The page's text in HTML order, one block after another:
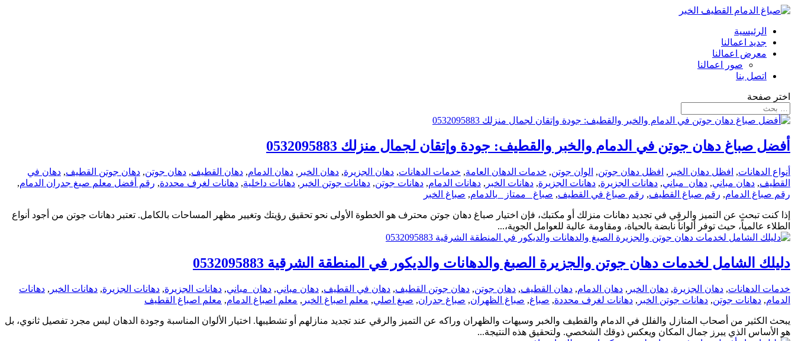
الرئيسية
جديد اعمالنا
معرض اعمالنا
صور اعمالنا
اتصل بنا
اختر صفحة
أفضل صباغ دهان جوتن في الدمام والخبر والقطيف: جودة وإتقان لجمال منزلك 0532095883
أنواع الدهانات, افظل دهان الخبر , افظل دهان جوتن, الوان جوتن, خدمات الدهان العامة, خدمات الدهانات, دهان الجزيرة, دهان الخبر , دهان الدمام, دهان القطيف, دهان جوتن, دهان جوتن القطيف, دهان في
القطيف, دهان مباني, دهان_مباني, دهانات الجزيرة, دهانات الجزيرة, دهانات الخبر , دهانات الدمام, دهانات جوتن, دهانات جوتن الخبر , دهانات داخلية, دهانات لغرف محددة, رقم أفضل معلم صبغ جدران الدمام,
رقم صباغ الدمام, رقم صباغ القطيف, رقم صباغ في القطيف, صباغ _ممتاز _بالدمام, صباغ الخبر
إذا كنت تبحث عن التميز والرقي في تجديد دهانات منزلك أو مكتبك، فإن اختيار صباغ دهان جوتن محترف هو الخطوة الأولى نحو تحقيق رؤيتك وتغيير مظهر المساحات بالكامل. تعتبر دهانات جوتن من أجود أنواع
الطلاء عالمياً، حيث توفر ألواناً نابضة بالحياة، ومقاومة عالية للعوامل الجوية،...
دليلك الشامل لخدمات دهان جوتن والجزيرة الصبغ والدهانات والديكور في المنطقة الشرقية 0532095883
خدمات الدهانات, دهان الجزيرة, دهان الخبر , دهان الدمام, دهان القطيف, دهان جوتن, دهان جوتن القطيف, دهان في القطيف, دهان مباني, دهان_مباني, دهانات الجزيرة, دهانات الجزيرة, دهانات الخبر , دهانات
الدمام, دهانات جوتن, دهانات جوتن الخبر , دهانات لغرف محددة, صباغ, صباغ الظهران, صباغ جدران, صبغ اصلي, معلم اصباغ الخبر , معلم اصباغ الدمام, معلم اصباغ القطيف
يبحث الكثير من أصحاب المنازل والفلل في الدمام والقطيف والخبر وسيهات والظهران وراكه عن التميز والرقي عند تجديد منازلهم أو تشطيبها. اختيار الألوان المناسبة وجودة الدهان ليس مجرد تفصيل ثانوي، بل
هو الأساس الذي يبرز جمال المكان ويعكس ذوقك الشخصي. ولتحقيق هذه النتيجة...